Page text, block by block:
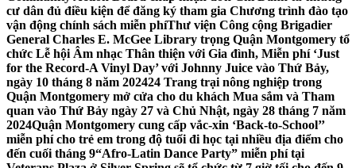
cư dân đủ điều kiện để đăng ký tham gia Chương trình đào tạo
vận động chính sách miễn phíThư viện Công cộng Brigadier
General Charles E. McGee Library trọng Quận Montgomery tổ
chức Lễ hội Âm nhạc Thân thiện với Gia đình, Miễn phí ‘Just
for the Record-A Vinyl Day’ với Johnny Juice vào Thứ Bảy,
ngày 10 tháng 8 năm 202424 Trang trại nông nghiệp trong
Quận Montgomery mở cửa cho du khách Mua sắm và Tham
quan vào Thứ Bảy ngày 27 và Chủ Nhật, ngày 28 tháng 7 năm
2024Quận Montgomery cung cấp vắc-xin ‘Back-to-School’’
miễn phí cho trẻ em trong độ tuổi đi học tại nhiều địa điểm cho
đến cuối tháng 9“Afro-Latin Dance Party” miễn phí tại